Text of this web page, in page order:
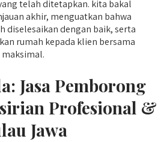
telah ditetapkan. kita bakal
akhir, menguatkan bahwa
diselesaikan dengan baik, serta
rumah kepada klien bersama
Jasa Pemborong
Profesional &
Jawa